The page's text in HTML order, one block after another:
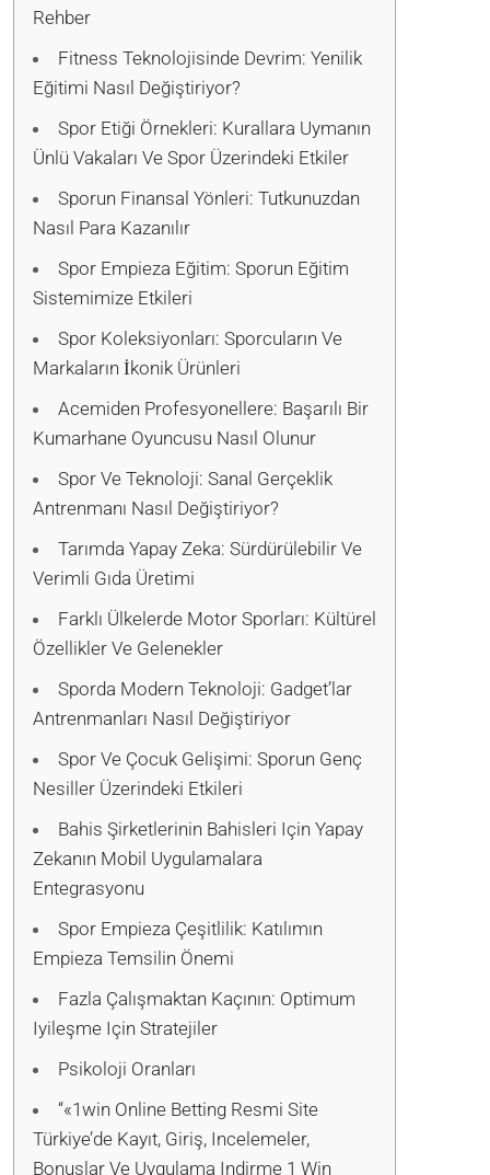
Rehber
Fitness Teknolojisinde Devrim: Yenilik
Eğitimi Nasıl Değiştiriyor?
Spor Etiği Örnekleri: Kurallara Uymanın
Ünlü Vakaları Ve Spor Üzerindeki Etkiler
Sporun Finansal Yönleri: Tutkunuzdan
Nasıl Para Kazanılır
Spor Empieza Eğitim: Sporun Eğitim
Sistemimize Etkileri
Spor Koleksiyonları: Sporcuların Ve
Markaların İkonik Ürünleri
Acemiden Profesyonellere: Başarılı Bir
Kumarhane Oyuncusu Nasıl Olunur
Spor Ve Teknoloji: Sanal Gerçeklik
Antrenmanı Nasıl Değiştiriyor?
Tarımda Yapay Zeka: Sürdürülebilir Ve
Verimli Gıda Üretimi
Farklı Ülkelerde Motor Sporları: Kültürel
Özellikler Ve Gelenekler
Sporda Modern Teknoloji: Gadget’lar
Antrenmanları Nasıl Değiştiriyor
Spor Ve Çocuk Gelişimi: Sporun Genç
Nesiller Üzerindeki Etkileri
Bahis Şirketlerinin Bahisleri Için Yapay
Zekanın Mobil Uygulamalara
Entegrasyonu
Spor Empieza Çeşitlilik: Katılımın
Empieza Temsilin Önemi
Fazla Çalışmaktan Kaçının: Optimum
Iyileşme Için Stratejiler
Psikoloji Oranları
“«1win Online Betting Resmi Site
Türkiye’de Kayıt, Giriş, Incelemeler,
Bonuslar Ve Uygulama Indirme 1 Win